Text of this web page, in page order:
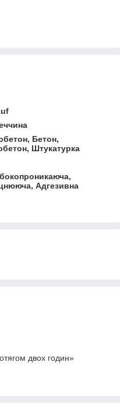
Бетон,
Штукатурка
Адгезивна
двох годин»